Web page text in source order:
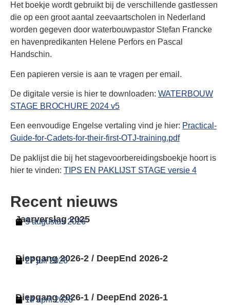
Het boekje wordt gebruikt bij de verschillende gastlessen
die op een groot aantal zeevaartscholen in Nederland
worden gegeven door waterbouwpastor Stefan Francke
en havenpredikanten Helene Perfors en Pascal
Handschin.
Een papieren versie is aan te vragen per email.
De digitale versie is hier te downloaden: WATERBOUW
STAGE BROCHURE 2024 v5
Een eenvoudige Engelse vertaling vind je hier: Practical-
Guide-for-Cadets-for-their-first-OTJ-training.pdf
De paklijst die bij het stagevoorbereidingsboekje hoort is
hier te vinden: TIPS EN PAKLIJST STAGE versie 4
Recent nieuws
Jaarverslag 2025
5 augustus 2026
Diepgang 2026-2 / DeepEnd 2026-2
27 juli 2026
Diepgang 2026-1 / DeepEnd 2026-1
14 april 2026